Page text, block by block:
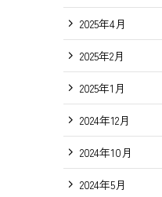
2025年4月
2025年2月
2025年1月
2024年12月
2024年10月
2024年5月